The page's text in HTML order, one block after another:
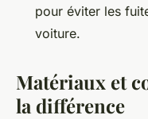
pour éviter les
voiture.
Matériaux et
la différence